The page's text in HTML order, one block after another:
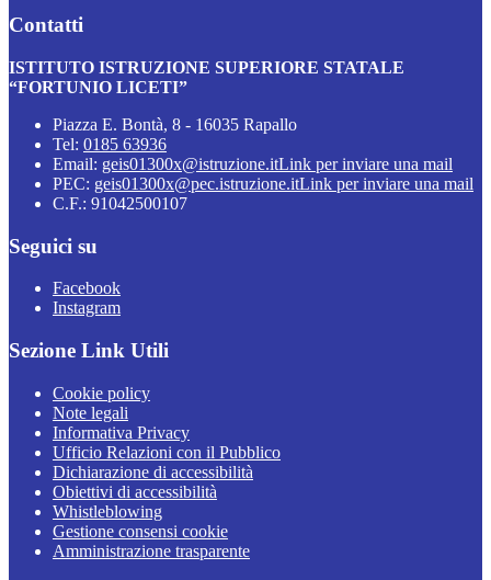
Contatti
ISTITUTO ISTRUZIONE SUPERIORE STATALE
“FORTUNIO LICETI”
Piazza E. Bontà, 8 - 16035 Rapallo
Tel: 0185 63936
Email: geis01300x@istruzione.itLink per inviare una mail
PEC: geis01300x@pec.istruzione.itLink per inviare una mail
C.F.: 91042500107
Seguici su
Facebook
Instagram
Sezione Link Utili
Cookie policy
Note legali
Informativa Privacy
Ufficio Relazioni con il Pubblico
Dichiarazione di accessibilità
Obiettivi di accessibilità
Whistleblowing
Gestione consensi cookie
Amministrazione trasparente